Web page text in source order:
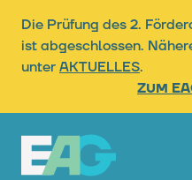
Die Prüfung des 2.
ist abgeschlossen.
unter AKTUELLES.
Zum